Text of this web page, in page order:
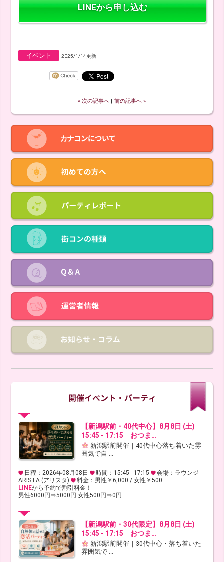
LINEから申し込む
イベント 2025/1/14更新
« 次の記事へ 前の記事へ »
【新潟駅前・40代中心】8月8日 (土)
15:45 - 17:15 おつま…
新潟駅前開催｜40代中心落ち着いた雰
囲気で自 ...
日程：2026年08月08日 時間：15:45 - 17:15
会場：ラウンジ
ARISTA (アリスタ)
料金：男性￥6,000 / 女性￥500
LINEから予約で割引料金！
男性6000円⇒5000円 女性500円⇒0円
【新潟駅前・30代限定】8月8日 (土)
15:45 - 17:15 おつま…
新潟駅前開催｜30代中心・落ち着いた
雰囲気で ...